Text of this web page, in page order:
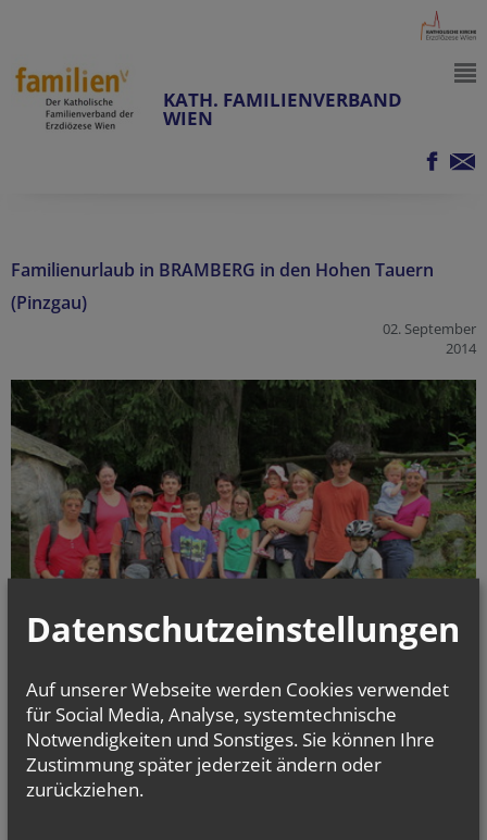
KATH. FAMILIENVERBAND
WIEN
Familienurlaub in BRAMBERG in den Hohen Tauern
(Pinzgau)
02. September
2014
„Nächstes Jahr sind wir wieder dabei “ und „Ich hoffe, dass ich wieder
einmal die Möglichkeit habe, so einen Urlaub zu erleben“, lauten die
Rückmeldungen der Kinder, Eltern und Großeltern, die mit dem
Datenschutzeinstellungen
Auf unserer Webseite werden Cookies verwendet
für Social Media, Analyse, systemtechnische
Notwendigkeiten und Sonstiges. Sie können Ihre
Zustimmung später jederzeit ändern oder
zurückziehen.